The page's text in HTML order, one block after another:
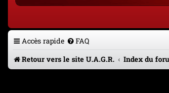
Accès rapide FAQ
Retour vers le site U.A.G.R.
Index du